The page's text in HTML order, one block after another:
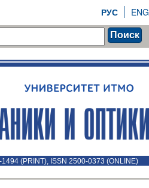
ENG
РУС
Поиск
1494 (PRINT), ISSN 2500-0373 (ONLINE)